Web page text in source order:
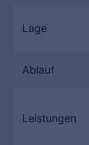
Lage
Ablauf
Leistungen